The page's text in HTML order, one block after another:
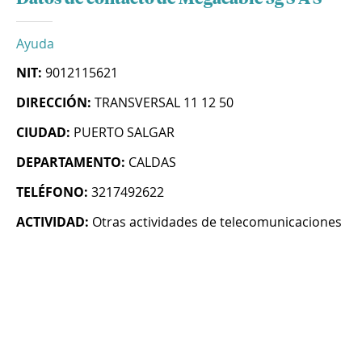
Ayuda
NIT: 9012115621
DIRECCIÓN: TRANSVERSAL 11 12 50
CIUDAD: PUERTO SALGAR
DEPARTAMENTO: CALDAS
TELÉFONO: 3217492622
ACTIVIDAD: Otras actividades de telecomunicaciones